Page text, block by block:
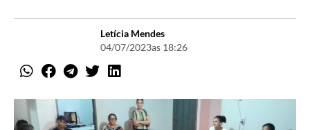
Letícia Mendes
04/07/2023as 18:26